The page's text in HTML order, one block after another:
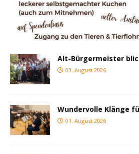
Alt-Bürgermeister
03. August 2026
Wundervolle Klänge
01. August 2026